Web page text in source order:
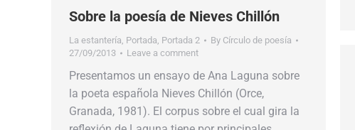
Sobre la poesía de Nieves Chillón
La estantería, Portada, Portada 2 By Círculo de poesía
27/09/2013
Leave a comment
Presentamos un ensayo de Ana Laguna sobre
la poeta española Nieves Chillón (Orce,
Granada, 1981). El corpus sobre el cual gira la